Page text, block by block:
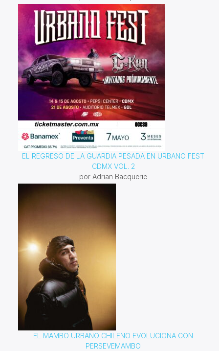
EL REGRESO DE LA GUARDIA PESADA EN URBANO FEST
CDMX VOL. 2
por Adrian Bacquerie
EL MAMBO URBANO CHILENO EVOLUCIONA CON
PERSEVEMAMBO